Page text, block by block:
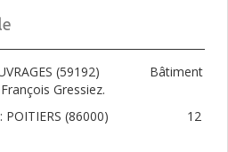
(59192) Bâtiment
Gressiez.
: POITIERS (86000) 12